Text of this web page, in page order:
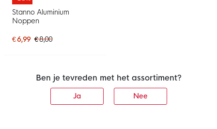
Stanno Aluminium
Noppen
€ 6,99 € 8,00
Ben je tevreden met het assortiment?
Ja Nee